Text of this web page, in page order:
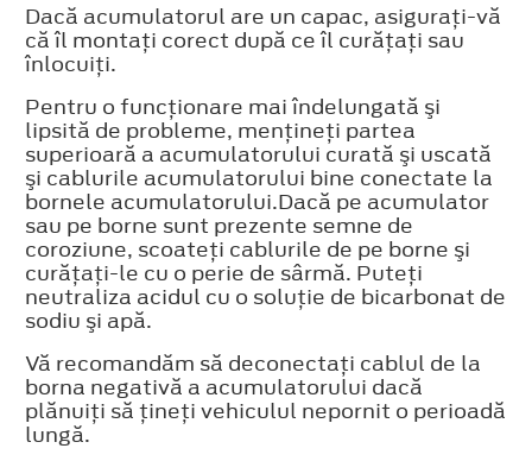
Dacă acumulatorul are un capac, asiguraţi-vă
că îl montaţi corect după ce îl curăţaţi sau
înlocuiţi.
Pentru o funcţionare mai îndelungată şi
lipsită de probleme, menţineţi partea
superioară a acumulatorului curată şi uscată
şi cablurile acumulatorului bine conectate la
bornele acumulatorului.Dacă pe acumulator
sau pe borne sunt prezente semne de
coroziune, scoateţi cablurile de pe borne şi
curăţaţi-le cu o perie de sârmă. Puteţi
neutraliza acidul cu o soluţie de bicarbonat de
sodiu şi apă.
Vă recomandăm să deconectaţi cablul de la
borna negativă a acumulatorului dacă
plănuiţi să ţineţi vehiculul nepornit o perioadă
lungă.